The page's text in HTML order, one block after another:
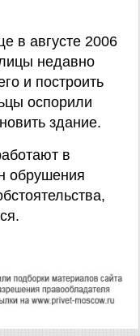
в августе 2006
недавно
и построить
оспорили
здание.
в
обрушения